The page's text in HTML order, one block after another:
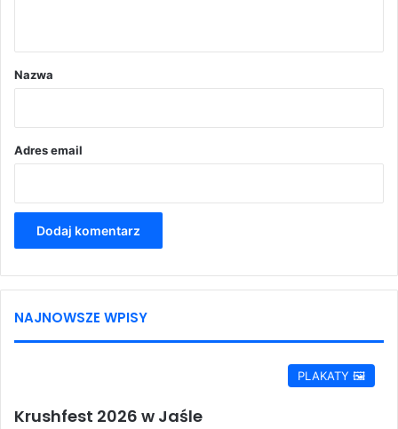
r
Nazwa
Adres email
NAJNOWSZE WPISY
PLAKATY 🖼️
Krushfest 2026 w Jaśle